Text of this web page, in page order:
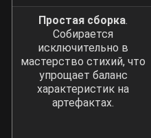
Простая сборка.
Собирается
исключительно в
мастерство стихий, что
упрощает баланс
характеристик на
артефактах.